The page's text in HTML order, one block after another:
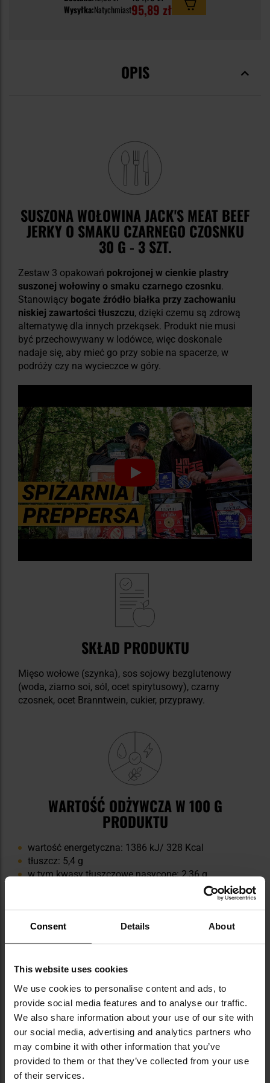
Consent Details About
This website uses cookies
We use cookies to personalise content and ads, to
provide social media features and to analyse our traffic.
We also share information about your use of our site with
our social media, advertising and analytics partners who
may combine it with other information that you’ve
provided to them or that they’ve collected from your use
of their services.
Wysyłka:Natychmiast95,89 zł
OPIS
SUSZONA WOŁOWINA JACK'S MEAT BEEF
JERKY O SMAKU CZARNEGO CZOSNKU
30 G - 3 SZT.
Zestaw 3 opakowań pokrojonej w cienkie plastry
suszonej wołowiny o smaku czarnego czosnku.
Stanowiący bogate źródło białka przy zachowaniu
niskiej zawartości tłuszczu, dzięki czemu są zdrową
alternatywę dla innych przekąsek. Produkt nie musi
być przechowywany w lodówce, więc doskonale
nadaje się, aby mieć go przy sobie na spacerze, w
podróży czy na wycieczce w góry.
SKŁAD PRODUKTU
Mięso wołowe (szynka), sos sojowy bezglutenowy
(woda, ziarno soi, sól, ocet spirytusowy), czarny
czosnek, ocet Branntwein, cukier, przyprawy.
WARTOŚĆ ODŻYWCZA W 100 G
PRODUKTU
wartość energetyczna: 1386 kJ/ 328 Kcal
tłuszcz: 5,4 g
w tym kwasy tłuszczowe nasycone: 2,36 g
w tym cukry: 4,03 g
sól: 3,98 g
DANE TECHNICZNE